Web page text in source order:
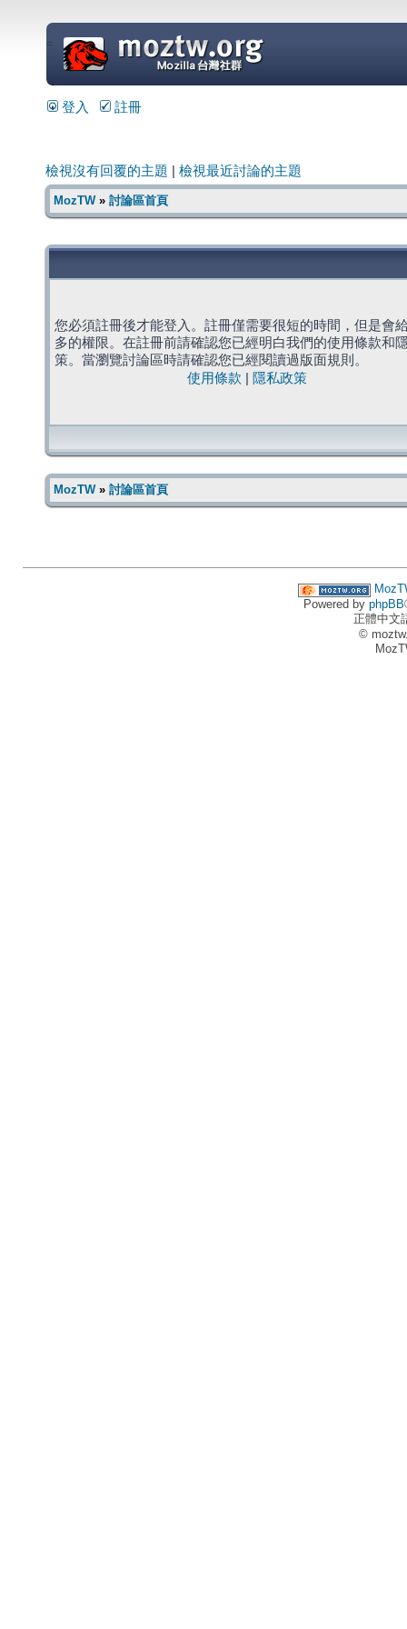
=
登入 註冊
檢視沒有回覆的主題 檢視最近討論的主題
MozTW» 討論區首頁
您必須註冊後才能登入。註冊僅需要很短的時間，但是會
多的權限。在註冊前請確認您已經明白我們的使用條款和
策。當瀏覽討論區時請確認您已經閱讀過版面規則。
使用條款
隱私政策
MozTW» 討論區首頁
Powered by phpBB
正體中文
©